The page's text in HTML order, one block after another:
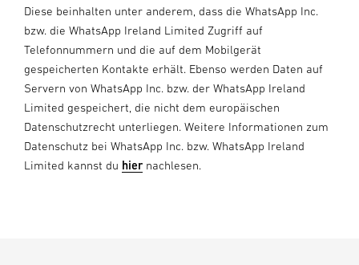
Diese beinhalten unter anderem, dass die WhatsApp Inc.
bzw. die WhatsApp Ireland Limited Zugriff auf
Telefonnummern und die auf dem Mobilgerät
gespeicherten Kontakte erhält. Ebenso werden Daten auf
Servern von WhatsApp Inc. bzw. der WhatsApp Ireland
Limited gespeichert, die nicht dem europäischen
Datenschutzrecht unterliegen. Weitere Informationen zum
Datenschutz bei WhatsApp Inc. bzw. WhatsApp Ireland
Limited kannst du hier nachlesen.